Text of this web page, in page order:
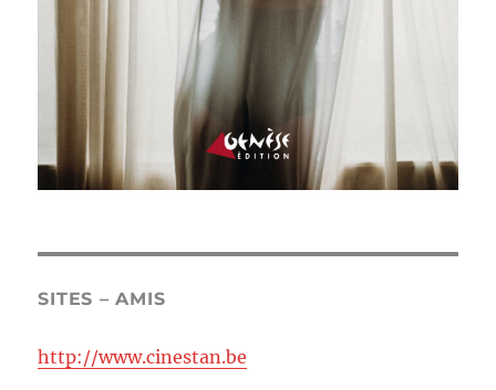
SITES – AMIS
http://www.cinestan.be